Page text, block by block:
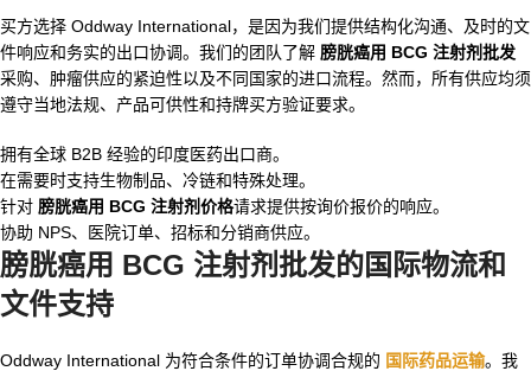
买方选择 Oddway International，是因为我们提供结构化沟通、及时的文
件响应和务实的出口协调。我们的团队了解 膀胱癌用 BCG 注射剂批发
采购、肿瘤供应的紧迫性以及不同国家的进口流程。然而，所有供应均须
遵守当地法规、产品可供性和持牌买方验证要求。
拥有全球 B2B 经验的印度医药出口商。
在需要时支持生物制品、冷链和特殊处理。
针对 膀胱癌用 BCG 注射剂价格请求提供按询价报价的响应。
协助 NPS、医院订单、招标和分销商供应。
膀胱癌用 BCG 注射剂批发的国际物流和
文件支持
Oddway International 为符合条件的订单协调合规的 国际药品运输。我